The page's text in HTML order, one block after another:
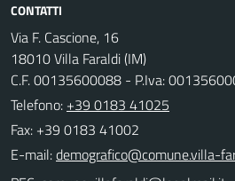
CONTATTI
Via F. Cascione, 16
18010 Villa Faraldi (IM)
C.F. 00135600088 - P.Iva:
Telefono: +39 0183 41025
Fax: +39 0183 41002
E-mail: